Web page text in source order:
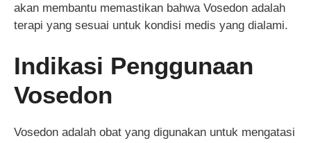
akan membantu memastikan bahwa Vosedon adalah
terapi yang sesuai untuk kondisi medis yang dialami.
Indikasi Penggunaan
Vosedon
Vosedon adalah obat yang digunakan untuk mengatasi